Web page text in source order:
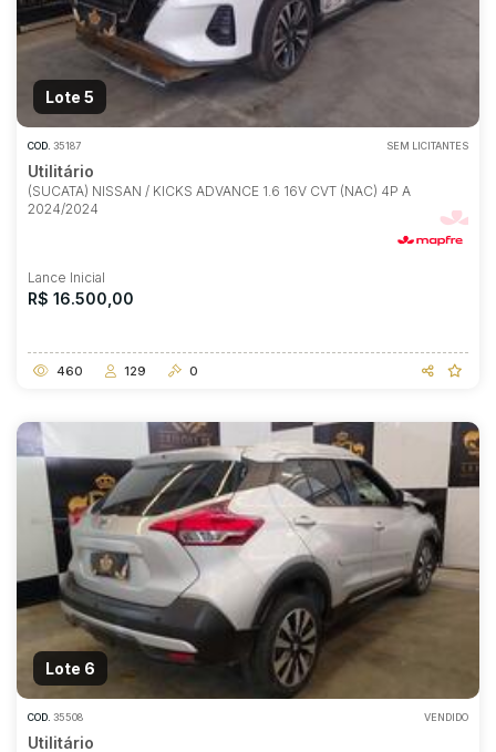
Lote 5
COD. 35187 SEM LICITANTES
Utilitário
(SUCATA) NISSAN / KICKS ADVANCE 1.6 16V CVT (NAC) 4P A
2024/2024
Lance Inicial
R$ 16.500,00
460 129 0
Lote 6
COD. 35508 VENDIDO
Utilitário